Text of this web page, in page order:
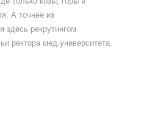
А точнее из
здесь рекрутингом
ректора мед.университета.